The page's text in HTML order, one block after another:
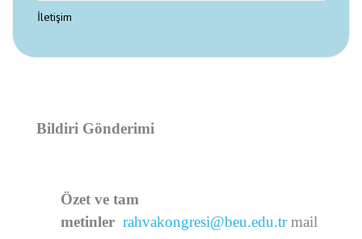
İletişim
Bildiri Gönderimi
Özet ve tam
metinler rahvakongresi@beu.edu.trmail